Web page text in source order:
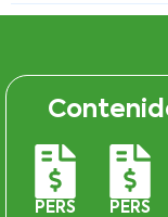
PERS
PERS